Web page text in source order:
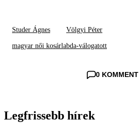
Studer Ágnes Völgyi Péter
magyar női kosárlabda-válogatott
0 KOMMENT
Legfrissebb hírek